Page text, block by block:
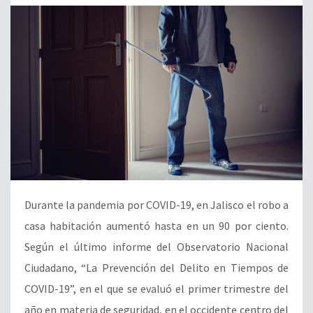
Durante la pandemia por COVID-19, en Jalisco el robo a
casa habitación aumentó hasta en un 90 por ciento.
Según el último informe del Observatorio Nacional
Ciudadano, “La Prevención del Delito en Tiempos de
COVID-19”, en el que se evaluó el primer trimestre del
año en materia de seguridad, en el occidente centro del